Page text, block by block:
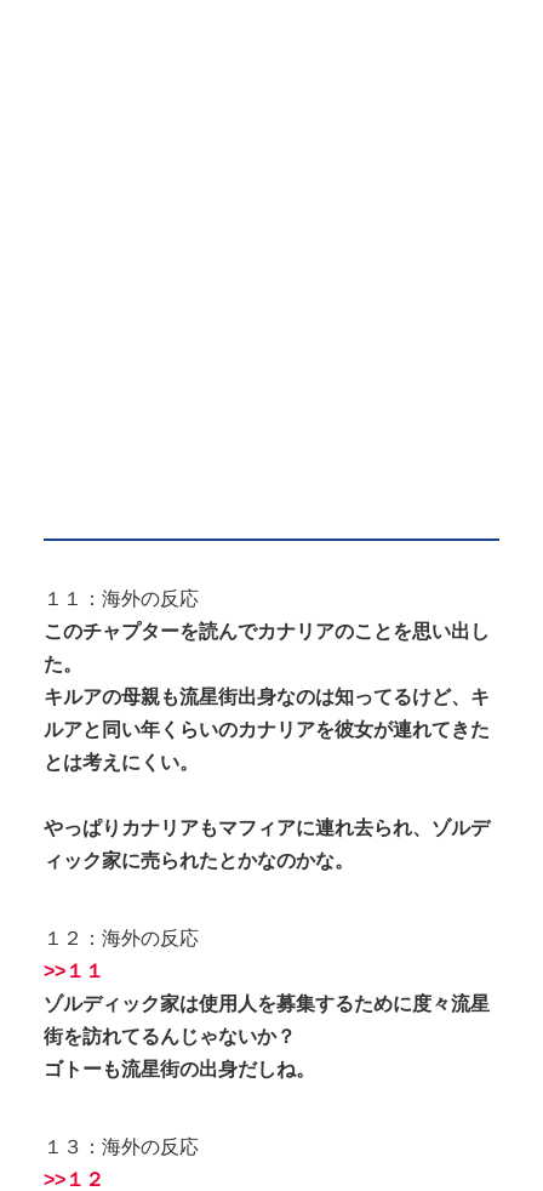
１１：海外の反応
このチャプターを読んでカナリアのことを思い出し
た。
キルアの母親も流星街出身なのは知ってるけど、キ
ルアと同い年くらいのカナリアを彼女が連れてきた
とは考えにくい。
やっぱりカナリアもマフィアに連れ去られ、ゾルデ
ィック家に売られたとかなのかな。
１２：海外の反応
>>１１
ゾルディック家は使用人を募集するために度々流星
街を訪れてるんじゃないか？
ゴトーも流星街の出身だしね。
１３：海外の反応
>>１２